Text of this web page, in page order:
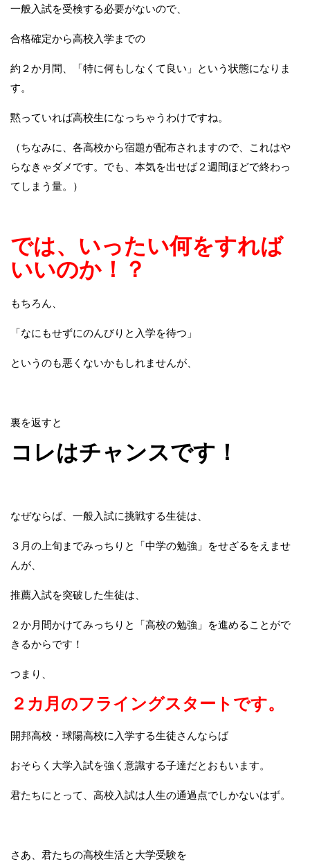
一般入試を受検する必要がないので、
合格確定から高校入学までの
約２か月間、「特に何もしなくて良い」という状態になりま
す。
黙っていれば高校生になっちゃうわけですね。
（ちなみに、各高校から宿題が配布されますので、これはや
らなきゃダメです。でも、本気を出せば２週間ほどで終わっ
てしまう量。）
では、いったい何をすれば
いいのか！？
もちろん、
「なにもせずにのんびりと入学を待つ」
というのも悪くないかもしれませんが、
裏を返すと
コレはチャンスです！
なぜならば、一般入試に挑戦する生徒は、
３月の上旬までみっちりと「中学の勉強」をせざるをえませ
んが、
推薦入試を突破した生徒は、
２か月間かけてみっちりと「高校の勉強」を進めることがで
きるからです！
つまり、
２カ月のフライングスタートです。
開邦高校・球陽高校に入学する生徒さんならば
おそらく大学入試を強く意識する子達だとおもいます。
君たちにとって、高校入試は人生の通過点でしかないはず。
さあ、君たちの高校生活と大学受験を